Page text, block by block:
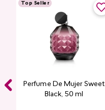
Top Seller
Perfume De Mujer Sweet
Black, 50 ml